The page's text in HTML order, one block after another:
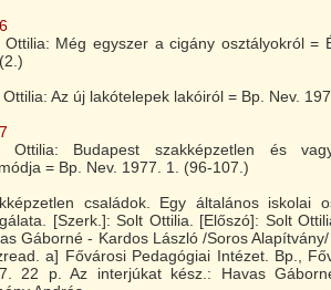
Ottilia: Még egyszer a cigány osztályokról =
Ottilia: Az új lakótelepek lakóiról = Bp. Nev.
Ottilia: Budapest szakképzetlen és
= Bp. Nev. 1977. 1. (96-107.)
családok. Egy általános iskolai
[Szerk.]: Solt Ottilia. [Előszó]: Solt
Gáborné - Kardos László /Soros
a] Fővárosi Pedagógiai Intézet. Bp.,
22 p. Az interjúkat kész.: Havas